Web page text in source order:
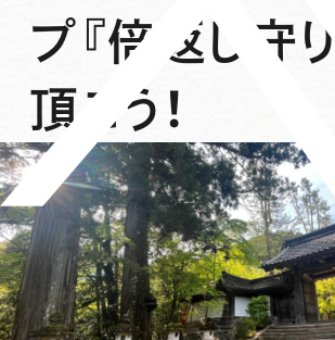
プ『倍返し守
頂こう！